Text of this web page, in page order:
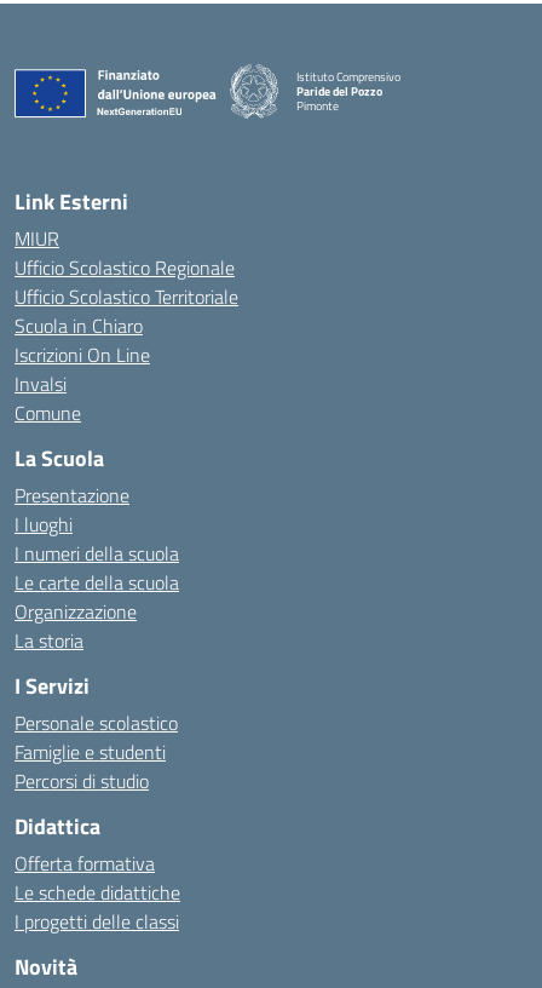
Istituto Comprensivo
Paride del Pozzo
Pimonte
Link Esterni
MIUR
Ufficio Scolastico Regionale
Ufficio Scolastico Territoriale
Scuola in Chiaro
Iscrizioni On Line
Invalsi
Comune
La Scuola
Presentazione
I luoghi
I numeri della scuola
Le carte della scuola
Organizzazione
La storia
I Servizi
Personale scolastico
Famiglie e studenti
Percorsi di studio
Didattica
Offerta formativa
Le schede didattiche
I progetti delle classi
Novità